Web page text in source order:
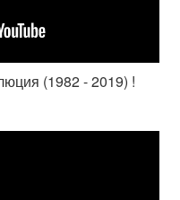
(1982 - 2019) !